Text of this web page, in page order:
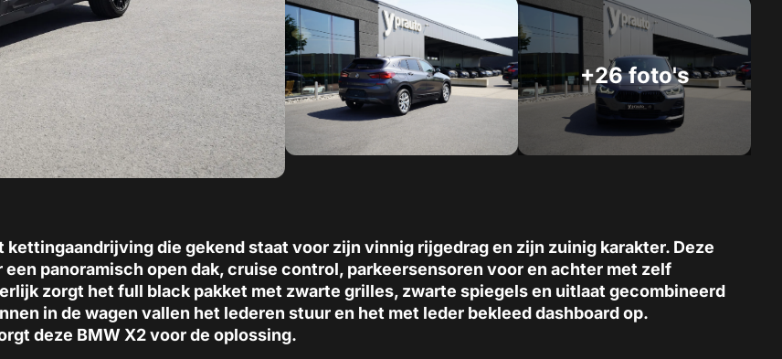
+26 foto's
die gekend staat voor zijn vinnig rijgedrag en zijn zuinig karakter. Deze
panoramisch open dak, cruise control, parkeersensoren voor en achter met zelf
zorgt het full black pakket met zwarte grilles, zwarte spiegels en uitlaat gecombineerd
in de wagen vallen het lederen stuur en het met leder bekleed dashboard op.
deze BMW X2 voor de oplossing.